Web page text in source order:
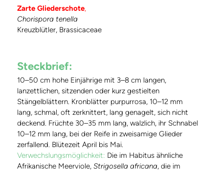
Zarte Gliederschote,
Chorispora tenella
Kreuzblütler, Brassicaceae
Steckbrief:
10–50 cm hohe Einjährige mit 3–8 cm langen,
lanzettlichen, sitzenden oder kurz gestielten
Stängelblättern. Kronblätter purpurrosa, 10–12 mm
lang, schmal, oft zerknittert, lang genagelt, sich nicht
deckend. Früchte 30–35 mm lang, walzlich, ihr Schnabel
10–12 mm lang, bei der Reife in zweisamige Glieder
zerfallend. Blütezeit April bis Mai.
Verwechslungsmöglichkeit: Die im Habitus ähnliche
Afrikanische Meerviole, Strigosella africana, die im